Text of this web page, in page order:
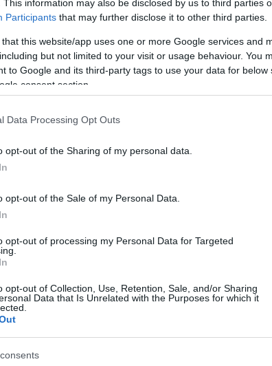
This information may also be disclosed by us to third parties
Participants that may further disclose it to other third parties.
that this website/app uses one or more Google services and
but not limited to your visit or usage behaviour. You
to Google and its third-party tags to use your data for below
consent section.
Data Processing Opt Outs
opt-out of the Sharing of my personal data.
opt-out of the Sale of my Personal Data.
opt-out of processing my Personal Data for Targeted
opt-out of Collection, Use, Retention, Sale, and/or Sharing
Data that Is Unrelated with the Purposes for which it
Πέμπτη, 31 Ιουλίου 2025​
Παρασκευή, 28 Νοεμβρίου 2025​